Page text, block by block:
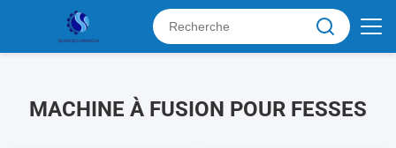
MACHINE À FUSION POUR FESSES